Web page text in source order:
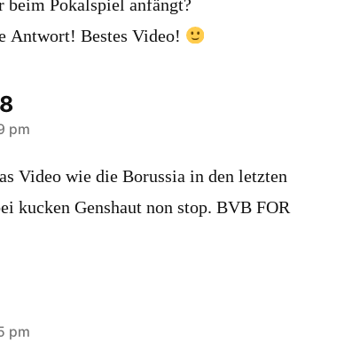
beim Pokalspiel anfängt?
Antwort! Bestes Video!
pm
Video wie die Borussia in den letzten
kucken Genshaut non stop. BVB FOR
pm